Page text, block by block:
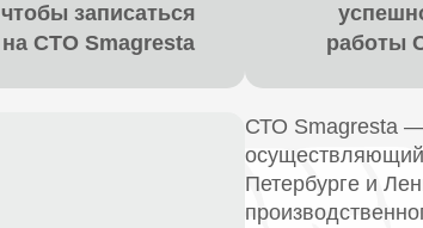
чтобы записаться
на СТО Smagresta
работы
СТО Smagresta —
Петербурге и